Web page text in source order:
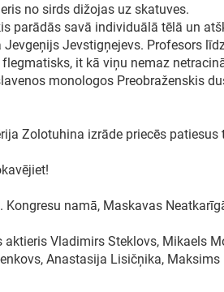
no sirds dižojas uz skatuves.
parādās savā individuālā tēlā un
Jevstigņejevs. Profesors
it kā viņu nemaz
monologos Preobraženskis
Zolotuhina izrāde priecēs
namā, Maskavas
aktieris Vladimirs Steklovs, Mikaels
Anastasija Lisičņika, Maksims